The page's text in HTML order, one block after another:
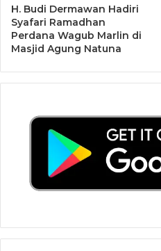
H. Budi Dermawan Hadiri
Syafari Ramadhan
Perdana Wagub Marlin di
Masjid Agung Natuna